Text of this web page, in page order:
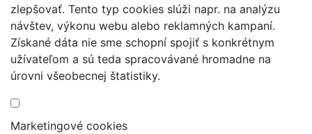
zlepšovať. Tento typ cookies slúži napr. na analýzu
návštev, výkonu webu alebo reklamných kampaní.
Získané dáta nie sme schopní spojiť s konkrétnym
užívateľom a sú teda spracovávané hromadne na
úrovni všeobecnej štatistiky.
Marketingové cookies